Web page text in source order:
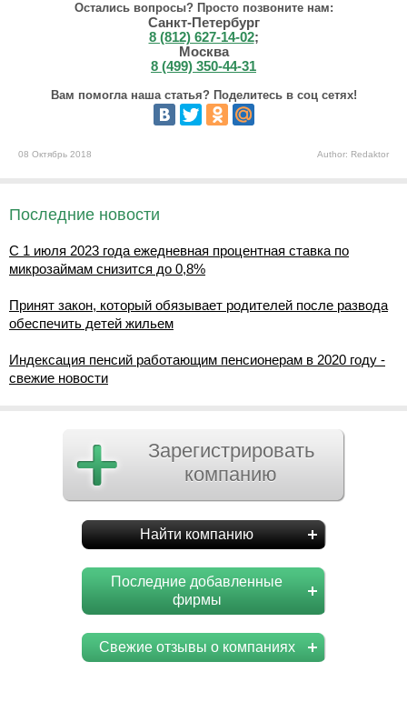
Остались вопросы? Просто позвоните нам:
Санкт-Петербург
8 (812) 627-14-02;
Москва
8 (499) 350-44-31
Вам помогла наша статья? Поделитесь в соц сетях!
08 Октябрь 2018 Author: Redaktor
Последние новости
С 1 июля 2023 года ежедневная процентная ставка по
микрозаймам снизится до 0,8%
Принят закон, который обязывает родителей после развода
обеспечить детей жильем
Индексация пенсий работающим пенсионерам в 2020 году -
свежие новости
Зарегистрировать
компанию
Найти компанию
Последние добавленные
фирмы
Свежие отзывы о компаниях